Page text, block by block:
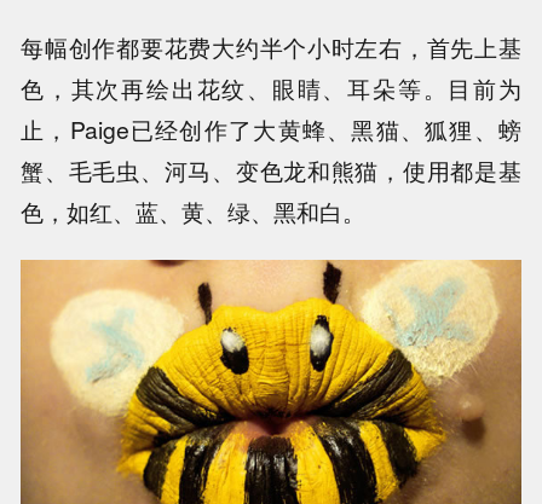
每幅创作都要花费大约半个小时左右，首先上基
色，其次再绘出花纹、眼睛、耳朵等。目前为
止，Paige已经创作了大黄蜂、黑猫、狐狸、螃
蟹、毛毛虫、河马、变色龙和熊猫，使用都是基
色，如红、蓝、黄、绿、黑和白。